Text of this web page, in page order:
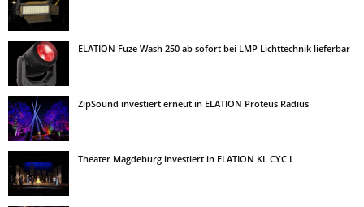
ELATION Fuze Wash 250 ab sofort bei LMP Lichttechnik lieferbar
ZipSound investiert erneut in ELATION Proteus Radius
Theater Magdeburg investiert in ELATION KL CYC L